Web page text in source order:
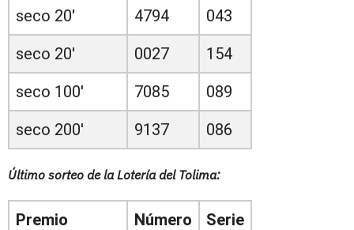
seco 20' 4794
043
seco 20'
0027
154
seco 100'
7085
089
seco 200'
9137 086
Último sorteo de la Lotería del Tolima:
Premio Número
Serie